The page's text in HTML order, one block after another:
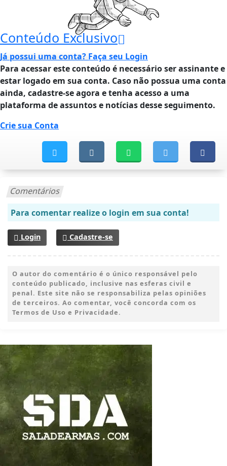
Conteúdo Exclusivo
Já possui uma conta? Faça seu Login
Para acessar este conteúdo é necessário ser assinante e
estar logado em sua conta. Caso não possua uma conta
ainda, cadastre-se agora e tenha acesso a uma
plataforma de assuntos e notícias desse seguimento.
Crie sua Conta
Comentários
Para comentar realize o login em sua conta!
Login Cadastre-se
O autor do comentário é o único responsável pelo
conteúdo publicado, inclusive nas esferas civil e
penal. Este site não se responsabiliza pelas opiniões
de terceiros. Ao comentar, você concorda com os
Termos de Uso e Privacidade.